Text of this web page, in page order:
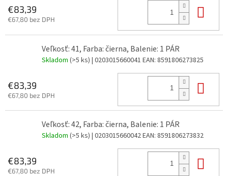
€83,39
€67,80 bez DPH
Veľkosť: 41, Farba: čierna, Balenie: 1 PÁR
Skladom (>5 ks) | 0203015660041 EAN: 8591806273825
€83,39
€67,80 bez DPH
Veľkosť: 42, Farba: čierna, Balenie: 1 PÁR
Skladom (>5 ks) | 0203015660042EAN: 8591806273832
€83,39
€67,80 bez DPH